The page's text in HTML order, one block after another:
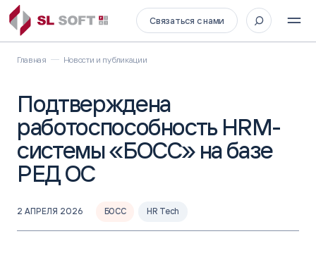
Связаться с нами
Главная Новости и публикации
Подтверждена
работоспособность HRM-
системы «БОСС» на базе
РЕД ОС
2 АПРЕЛЯ 2026 БОСС HR Tech